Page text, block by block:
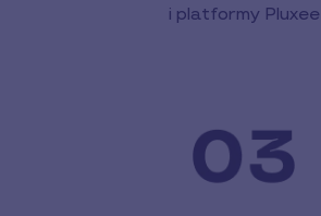
i platformy Pluxee